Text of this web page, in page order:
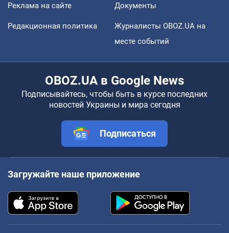
Реклама на сайте Документы
Редакционная политика
Журналисты OBOZ.UA на
месте событий
OBOZ.UA в Google News
Подписывайтесь, чтобы быть в курсе последних
новостей Украины и мира сегодня
Подписаться
Загружайте наше приложение